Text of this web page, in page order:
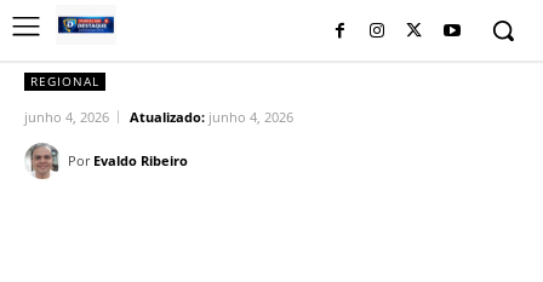
REGIONAL
junho 4, 2026 Atualizado: junho 4, 2026
Por Evaldo Ribeiro